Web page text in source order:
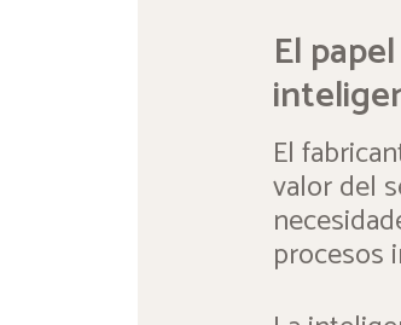
El
El
valor del
procesos